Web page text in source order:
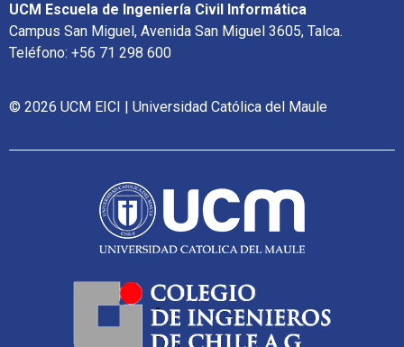
UCM Escuela de Ingeniería Civil Informática
Campus San Miguel, Avenida San Miguel 3605, Talca.
Teléfono: +56 71 298 600
© 2026 UCM EICI | Universidad Católica del Maule